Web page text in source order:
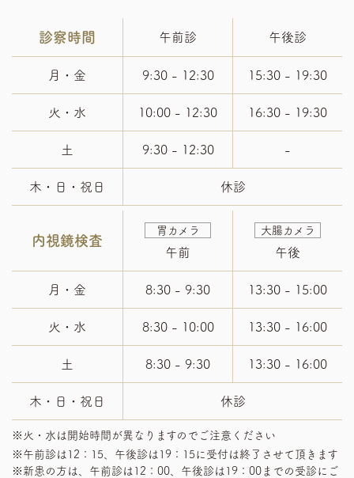
診察時間 午前診 午後診
月・金 9:30 - 12:30 15:30 - 19:30
火・水 10:00 - 12:30 16:30 - 19:30
土 9:30 - 12:30 -
木・日・祝日 休診
内視鏡検査
胃カメラ
午前
大腸カメラ
午後
月・金 8:30 - 9:30 13:30 - 15:00
火・水 8:30 - 10:00 13:30 - 16:00
土 8:30 - 9:30 13:30 - 16:00
木・日・祝日 休診
※火・水は開始時間が異なりますのでご注意ください
※午前診は12：15、午後診は19：15に受付は終了させて頂きます
※新患の方は、午前診は12：00、午後診は19：00までの受診にご